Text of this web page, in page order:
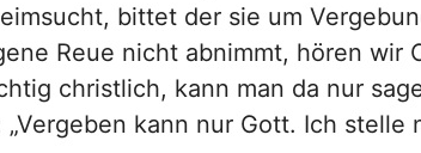
bittet der sie um
Reue nicht abnimmt, hören wir
christlich, kann man da nur
kann nur Gott. Ich stelle